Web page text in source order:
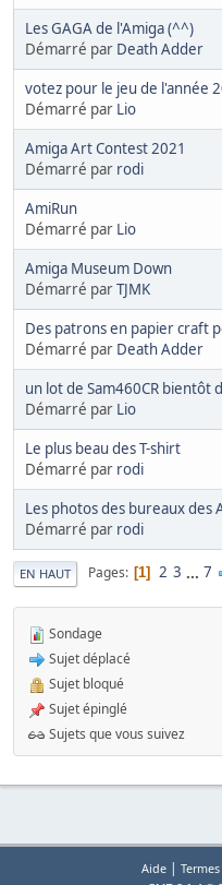
Les GAGA de l'Amiga (^^)
Démarré par Death Adder
votez pour le jeu de l'année
Démarré par Lio
Amiga Art Contest 2021
Démarré par rodi
AmiRun
Démarré par Lio
Amiga Museum Down
Démarré parTJMK
Des patrons en papier craft
Démarré par Death Adder
un lot de Sam460CR bientôt
Démarré par Lio
Le plus beau des T-shirt
Démarré par rodi
Les photos des bureaux des
Démarré par rodi
EN HAUT Pages 1 2 3 ... 7
Sondage
Sujet déplacé
Sujet bloqué
Sujet épinglé
Sujets que vous suivez
Aide|